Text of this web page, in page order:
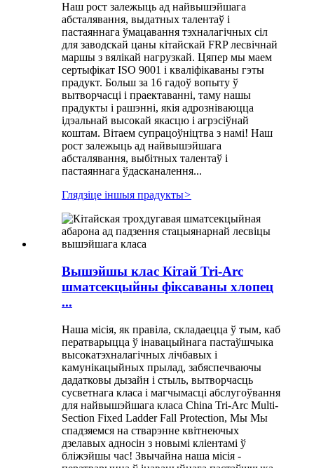
Наш рост залежыць ад найвышэйшага
абсталявання, выдатных талентаў і
пастаяннага ўмацавання тэхналагічных сіл
для заводскай цаны кітайскай FRP лесвічнай
маршы з вялікай нагрузкай. Цяпер мы маем
сертыфікат ISO 9001 і кваліфікаваны гэты
прадукт. Больш за 16 гадоў вопыту ў
вытворчасці і праектаванні, таму нашы
прадукты і рашэнні, якія адрозніваюцца
ідэальнай высокай якасцю і агрэсіўнай
коштам. Вітаем супрацоўніцтва з намі! Наш
рост залежыць ад найвышэйшага
абсталявання, выбітных талентаў і
пастаяннага ўдасканалення...
Глядзіце іншыя прадукты>
Вышэйшы клас Кітай Tri-Arc
шматсекцыйны фіксаваны хлопец
...
Наша місія, як правіла, складаецца ў тым, каб
ператварыцца ў інавацыйнага пастаўшчыка
высокатэхналагічных лічбавых і
камунікацыйных прылад, забяспечваючы
дадатковы дызайн і стыль, вытворчасць
сусветнага класа і магчымасці абслугоўвання
для найвышэйшага класа China Tri-Arc Multi-
Section Fixed Ladder Fall Protection, Мы Мы
спадзяемся на стварэнне квітнеючых
дзелавых адносін з новымі кліентамі ў
бліжэйшы час! Звычайна наша місія -